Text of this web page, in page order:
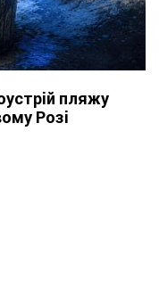
пляжу
Розі